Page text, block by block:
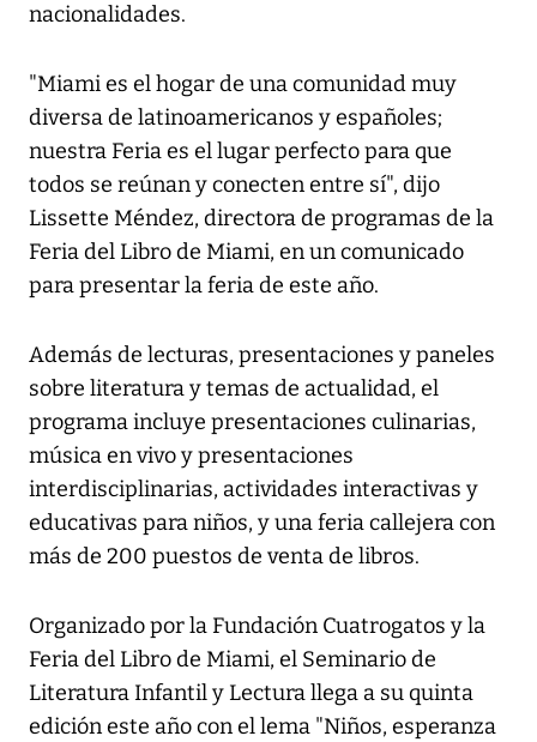
nacionalidades.
"Miami es el hogar de una comunidad muy
diversa de latinoamericanos y españoles;
nuestra Feria es el lugar perfecto para que
todos se reúnan y conecten entre sí", dijo
Lissette Méndez, directora de programas de la
Feria del Libro de Miami, en un comunicado
para presentar la feria de este año.
Además de lecturas, presentaciones y paneles
sobre literatura y temas de actualidad, el
programa incluye presentaciones culinarias,
música en vivo y presentaciones
interdisciplinarias, actividades interactivas y
educativas para niños, y una feria callejera con
más de 200 puestos de venta de libros.
Organizado por la Fundación Cuatrogatos y la
Feria del Libro de Miami, el Seminario de
Literatura Infantil y Lectura llega a su quinta
edición este año con el lema "Niños, esperanza